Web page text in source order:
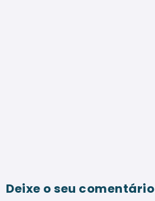
Deixe o seu comentário